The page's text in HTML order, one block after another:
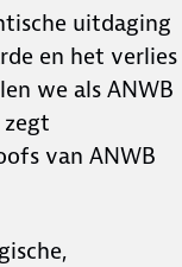
uitdaging
en het verlies
we als ANWB
zegt
van ANWB